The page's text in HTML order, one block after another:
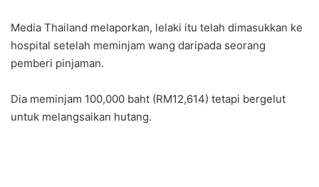
Media Thailand melaporkan, lelaki itu telah dimasukkan ke
hospital setelah meminjam wang daripada seorang
pemberi pinjaman.
Dia meminjam 100,000 baht (RM12,614) tetapi bergelut
untuk melangsaikan hutang.